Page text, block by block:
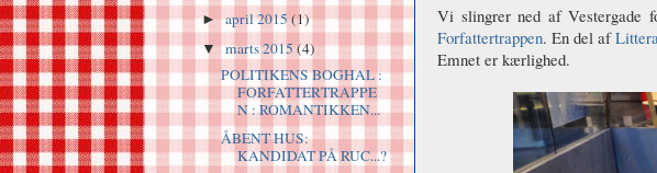
Vi slingrer ned af Vestergade
Forfattertrappen. En del af
Emnet er kærlighed.
►april 2015(1)
▼marts 2015(4)
POLITIKENS BOGHAL :
FORFATTERTRAPPE
N : ROMANTIKKEN...
ÅBENT HUS:
KANDIDAT PÅ RUC...?